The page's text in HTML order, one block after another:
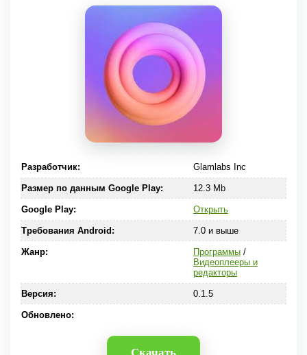
Разработчик: Glamlabs Inc
Размер по данным Google Play: 12.3 Mb
Google Play: Открыть
Требования Android: 7.0 и выше
Жанр: Программы/
Видеоплееры и
редакторы
Версия: 0.1.5
Обновлено: